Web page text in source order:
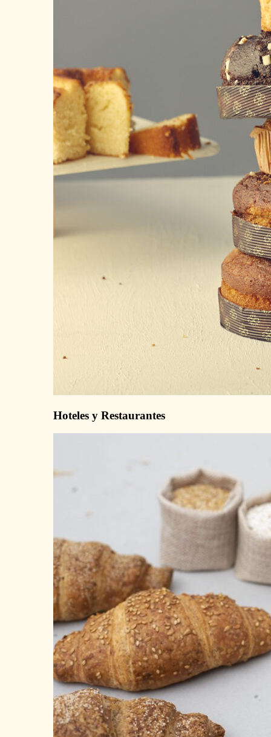
Hoteles y Restaurantes